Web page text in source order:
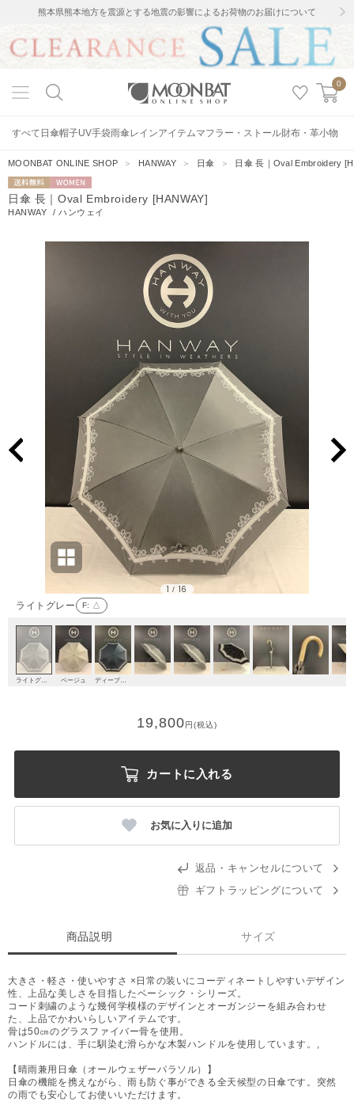
熊本県熊本地方を震源とする地震の影響によるお荷物のお届けについて
0
すべて 日傘帽子UV手袋雨傘レインアイテムマフラー・ストール財布・革小物
MOONBAT ONLINE SHOP ＞ HANWAY ＞ 日傘 ＞ 日傘 長｜Oval Embroidery
送料無料 WOMEN
日傘 長｜Oval Embroidery [HANWAY]
HANWAY /ハンウェイ
ライトグレー F: △
1 / 16
ベージュ
19,800円(税込)
カートに入れる
お気に入りに追加
返品・キャンセルについて
ギフトラッピングについて
商品説明 サイズ
大きさ・軽さ・使いやすさ ×日常の装いにコーディネートしやすいデザイン
性、上品な美しさを目指したベーシック・シリーズ。
コード刺繍のような幾何学模様のデザインとオーガンジーを組み合わせ
た、上品でかわいらしいアイテムです。
骨は50㎝のグラスファイバー骨を使用。
ハンドルには、手に馴染む滑らかな木製ハンドルを使用しています。,
【晴雨兼用日傘（オールウェザーパラソル）】
日傘の機能を携えながら、雨も防ぐ事ができる全天候型の日傘です。突然
の雨でも安心してお使いいただけます。